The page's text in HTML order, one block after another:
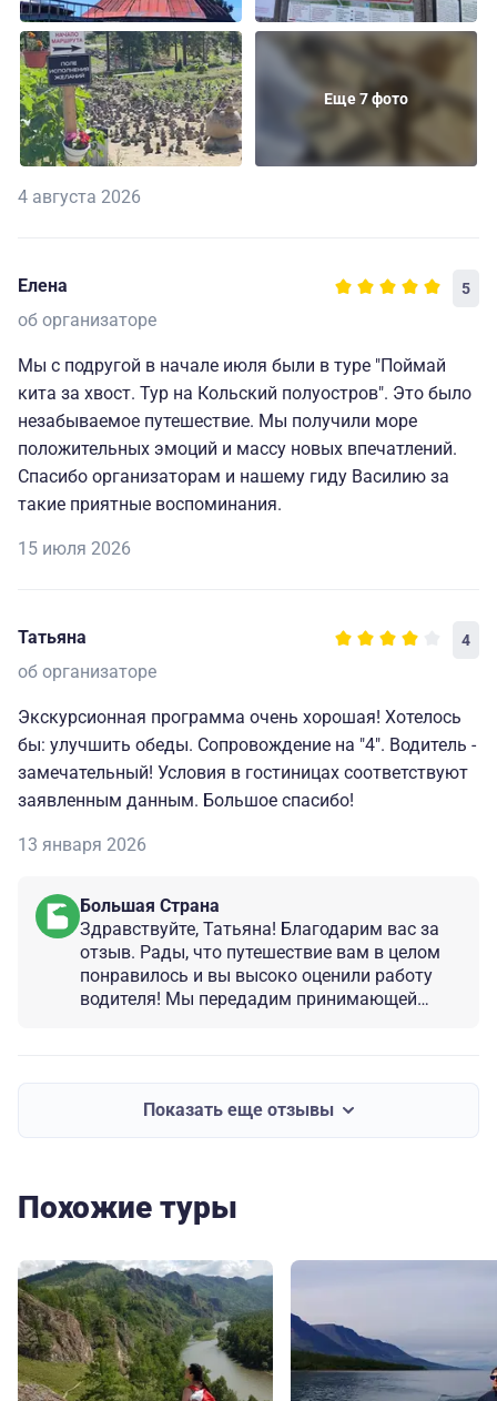
Еще 7 фото
4 августа 2026
Елена 5
об организаторе
Мы с подругой в начале июля были в туре "Поймай
кита за хвост. Тур на Кольский полуостров". Это было
незабываемое путешествие. Мы получили море
положительных эмоций и массу новых впечатлений.
Спасибо организаторам и нашему гиду Василию за
такие приятные воспоминания.
15 июля 2026
Татьяна 4
об организаторе
Экскурсионная программа очень хорошая! Хотелось
бы: улучшить обеды. Сопровождение на "4". Водитель -
замечательный! Условия в гостиницах соответствуют
заявленным данным. Большое спасибо!
13 января 2026
Большая Страна
Здравствуйте, Татьяна! Благодарим вас за
отзыв. Рады, что путешествие вам в целом
понравилось и вы высоко оценили работу
водителя! Мы передадим принимающей
Показать еще отзывы
Похожие туры